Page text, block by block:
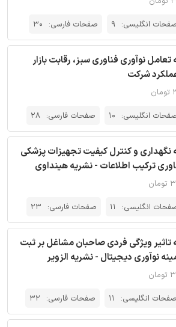
انگلیسی: 9 صفحات فارسی: 30
تعامل نوآوری فناوری سبز، رقابت بازار
شرکت
انگلیسی: 10 صفحات فارسی: 28
نگهداری و کنترل کیفیت تجهیزات پزشکی
ترکیب اطلاعات - نشریه هینداوی
انگلیسی: 11 صفحات فارسی: 23
تاثیر ویژگی فردی صاحبان مشاغل بر ثبت
نوآوری دیجیتال - نشریه الزویر
صفحات انگلیسی: 11 صفحات فارسی: 32